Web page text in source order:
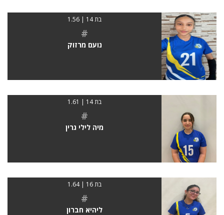
בת 14 | 1.56
#
נועם מרזוק
בת 14 | 1.61
#
מיה לילי גרין
בת 16 | 1.64
#
ליהיא חברון